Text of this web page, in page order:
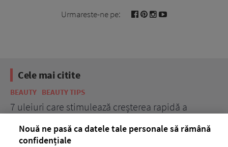
Urmareste-ne pe:
Cele mai citite
BEAUTY BEAUTY TIPS
7 uleiuri care stimulează creșterea rapidă a
Nouă ne pasă ca datele tale personale să rămână
confidențiale